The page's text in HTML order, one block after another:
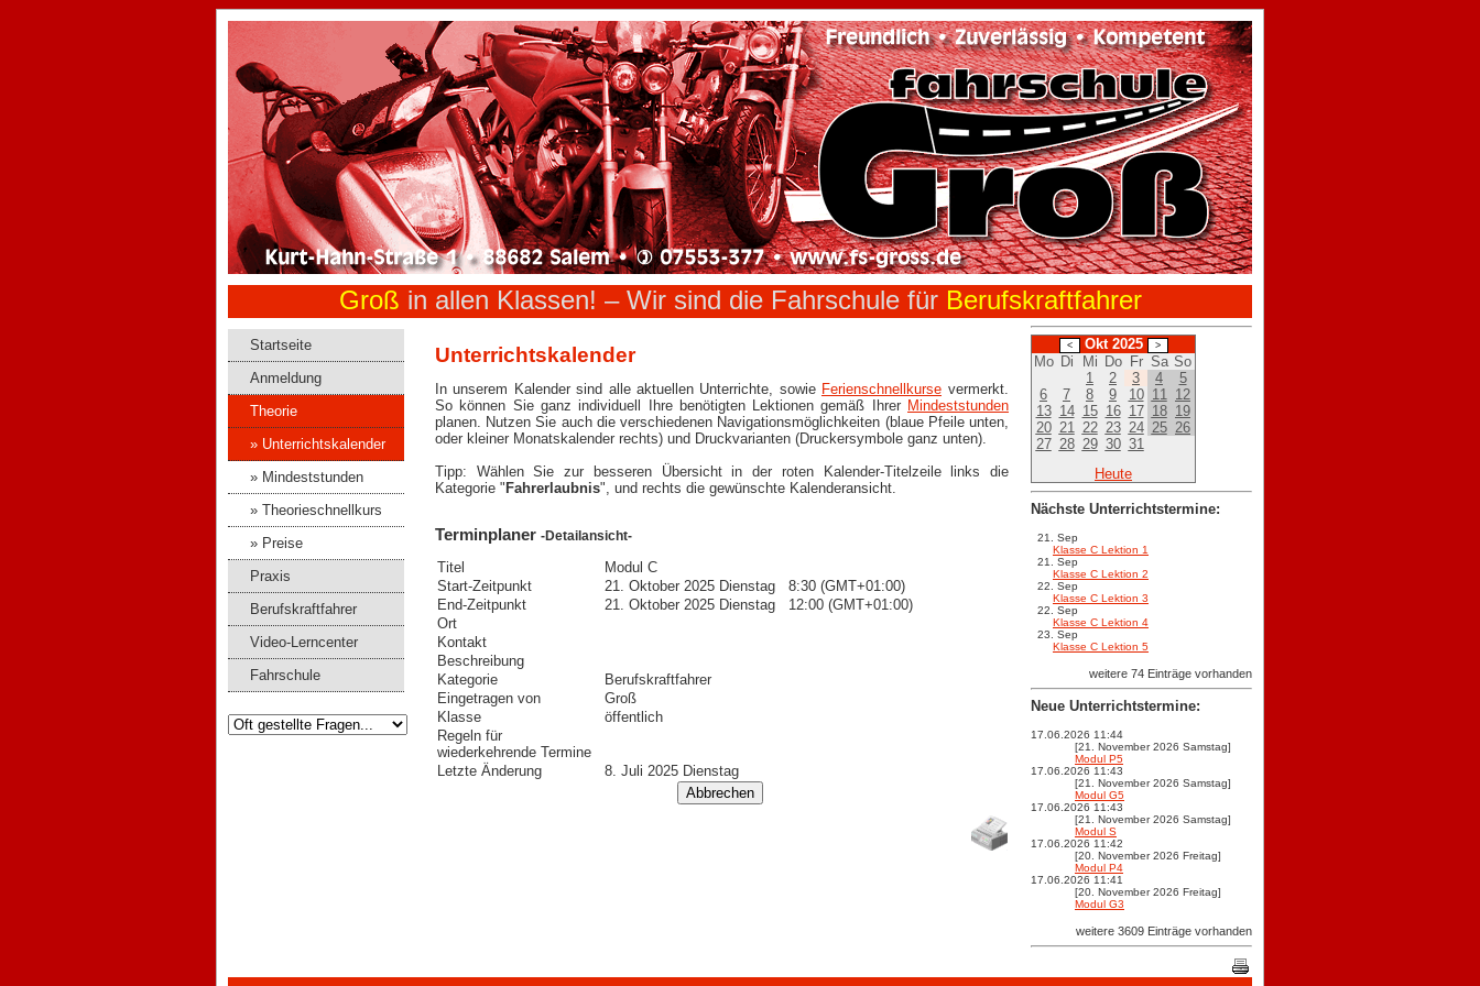
Groß in allen Klassen! –Wir sind die Fahrschule für Berufskraftfahrer
Startseite
Anmeldung
Theorie
» Unterrichtskalender
» Mindeststunden
» Theorieschnellkurs
» Preise
Praxis
Berufskraftfahrer
Video-Lerncenter
Fahrschule
Unterrichtskalender
In unserem Kalender sind alle aktuellen Unterrichte, sowie Ferienschnellkurse vermerkt.
So können Sie ganz individuell Ihre benötigten Lektionen gemäß Ihrer Mindeststunden
planen. Nutzen Sie auch die verschiedenen Navigationsmöglichkeiten (blaue Pfeile unten,
oder kleiner Monatskalender rechts) und Druckvarianten (Druckersymbole ganz unten).
Tipp: Wählen Sie zur besseren Übersicht in der roten Kalender-Titelzeile links die
Kategorie " Fahrerlaubnis", und rechts die gewünschte Kalenderansicht.
Terminplaner -Detailansicht-
Titel
Modul C
Start-Zeitpunkt
21. Oktober 2025 Dienstag 8:30 (GMT+01:00)
End-Zeitpunkt
21. Oktober 2025 Dienstag 12:00 (GMT+01:00)
Ort
Kontakt
Beschreibung
Kategorie
Berufskraftfahrer
Eingetragen von
Groß
Klasse
öffentlich
Regeln für
wiederkehrende Termine
Letzte Änderung
8. Juli 2025 Dienstag
Okt 2025
Mo Di Mi Do Fr Sa So
1
2 3 4
5
6
7 8 9 10 11 12
13 14 15 16 17 18 19
20 21 22 23 24 25 26
27 28 29 30 31
Heute
Nächste Unterrichtstermine:
21. Sep
Klasse C Lektion 1
21. Sep
Klasse C Lektion 2
22. Sep
Klasse C Lektion 3
22. Sep
Klasse C Lektion 4
23. Sep
Klasse C Lektion 5
weitere 74 Einträge vorhanden
Neue Unterrichtstermine:
17.06.2026 11:44
[21. November 2026 Samstag]
Modul P5
17.06.2026 11:43
[21. November 2026 Samstag]
Modul G5
17.06.2026 11:43
[21. November 2026 Samstag]
Modul S
17.06.2026 11:42
[20. November 2026 Freitag]
Modul P4
17.06.2026 11:41
[20. November 2026 Freitag]
Modul G3
weitere 3609 Einträge vorhanden